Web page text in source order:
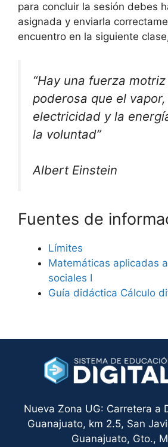
para concluir la sesión debes
asignada y enviarla
encuentro en la siguiente
“Hay una fuerza
poderosa que el vapor,
electricidad y la
la voluntad”
Albert Einstein
Fuentes de
Límites
Matemáticas aplicadas
sociales I
Guía didáctica Cálculo
Nueva Zona UG: Carretera a
Guanajuato, km 2.5, San
Guanajuato, Gto.,